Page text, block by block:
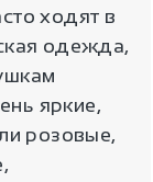
ходят в
одежда,
яркие,
розовые,